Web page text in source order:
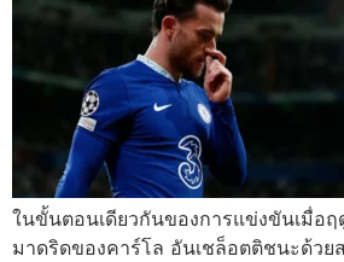
ในขั้นตอนเดียวกันของการแข่งขันเมื่อ
มาดริดของคาร์โล อันเชล็อตติชนะด้วย